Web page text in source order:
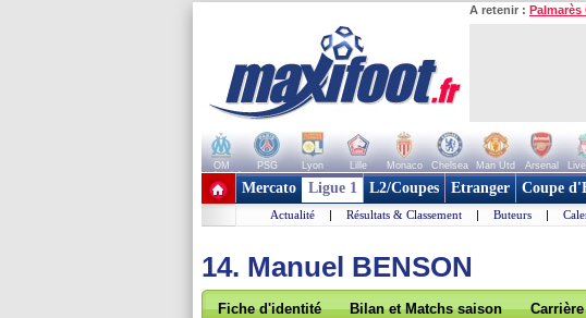
A retenir : Palmarès
OM PSG Lyon Lille Monaco Chelsea Man Utd Arsenal
+ de clubs
Mercato Ligue 1 L2/Coupes Etranger Coupe
Actualité | Résultats & Classement | Buteurs |
14. Manuel BENSON
Fiche d'identité Bilan et Matchs saison